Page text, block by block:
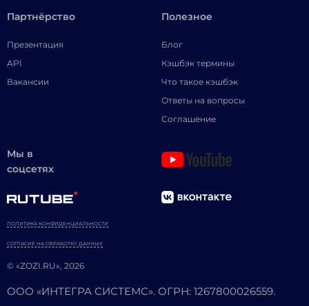
Партнёрство
Презентация
API
Вакансии
Полезное
Блог
Кэшбэк термины
Что такое кэшбэк
Ответы на вопросы
Соглашение
Мы в
соцсетях
© «ZOZI.RU», 2026
ПОЛИТИКА КОНФИДЕНЦИАЛЬНОСТИ
СОГЛАСИЕ НА ОБРАБОТКУ ДАННЫХ
ООО «ИНТЕГРА СИСТЕМС». ОГРН: 1267800026559.